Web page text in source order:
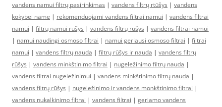
vandens namui filtrų pasirinkimas | vandens filtrų rtūšys | vandens
kokybei name | rekomenduojami vandens filtrai namui | vandens filtrai
namui | filtrų namui rūšys | vandens filtrų rūšys | vandens filtrai namui
| namui naudingi osmoso filtrai | namui geriausi osmoso filtrai | filtrai
namui | vandens filtrų nauda | filtrų rūšys ir nauda | vandens filtrų
rūšys | vandens minkštinimo filtrai | nugeležinimo filtrų nauda |
vandens filtrai nugeležinimui | vandens minkštinimo filtrų nauda |
vandens filtrų rūšys | nugeležinimo ir vandens monkštinimo filtrai |
vandens nukalkinimo filtrai | vandens filtrai | geriamo vandens